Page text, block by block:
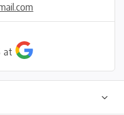
at